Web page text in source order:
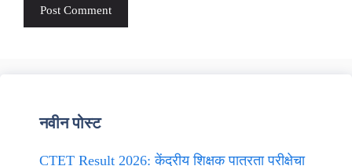
नवीन पोस्ट
CTET Result 2026: केंद्रीय शिक्षक पात्रता परीक्षेचा